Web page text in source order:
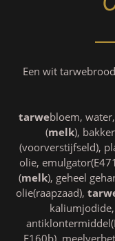
Een wit
tarwebloem,
(melk),
(voorverstijfseld),
olie,
(melk), geheel
olie(raapzaad),
E160b),